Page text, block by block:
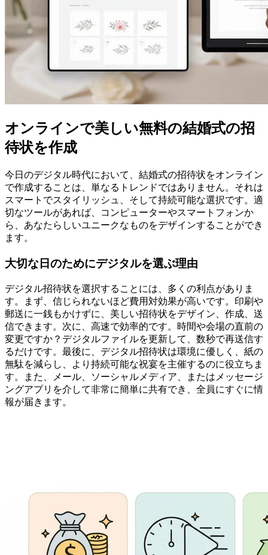
オンラインで美しい無料の結婚式の招
待状を作成
今日のデジタル時代において、結婚式の招待状をオンライン
で作成することは、単なるトレンドではありません。それは
スマートでスタイリッシュ、そして持続可能な選択です。適
切なツールがあれば、コンピューターやスマートフォンか
ら、あなたらしいユニークなものをデザインすることができ
ます。
大切な日のためにデジタルを選ぶ理由
デジタル招待状を選択することには、多くの利点がありま
す。まず、信じられないほど費用対効果が高いです。印刷や
郵送に一銭もかけずに、美しい招待状をデザイン、作成、送
信できます。次に、高速で効率的です。時間や会場の直前の
変更ですか？デジタルファイルを更新して、数秒で再送信す
るだけです。最後に、デジタル招待状は環境に優しく、紙の
無駄を減らし、より持続可能な祝宴を主催するのに役立ちま
す。また、メール、ソーシャルメディア、またはメッセージ
ングアプリを介して非常に簡単に共有でき、全員にすぐに情
報が届きます。